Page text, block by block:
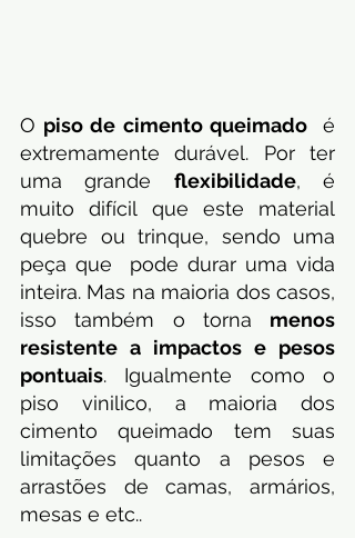
O piso de cimento queimado
  é
extremamente durável. Por ter
uma grande flexibilidade, é
muito difícil que este material
quebre ou trinque, sendo uma
peça que  pode durar uma vida
inteira. Mas na maioria dos casos,
isso também o torna menos
resistente a impactos e pesos
pontuais. Igualmente como o
piso vinilico, a maioria dos
cimento queimado tem suas
limitações quanto a pesos e
arrastões de camas, armários,
mesas e etc..